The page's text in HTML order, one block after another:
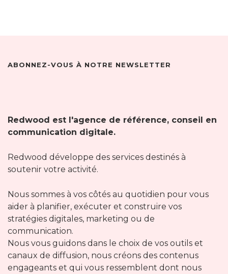
ABONNEZ-VOUS À NOTRE NEWSLETTER
Redwood est l'agence de référence, conseil en
communication digitale.
Redwood développe des services destinés à
soutenir votre activité.
Nous sommes à vos côtés au quotidien pour vous
aider à planifier, exécuter et construire vos
stratégies digitales, marketing ou de
communication.
Nous vous guidons dans le choix de vos outils et
canaux de diffusion, nous créons des contenus
engageants et qui vous ressemblent dont nous